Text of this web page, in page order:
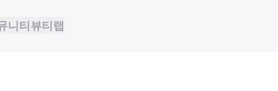
니티뷰티랩